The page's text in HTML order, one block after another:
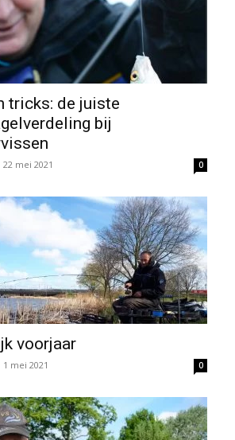
tricks: de juiste
bij
22 mei 2021 0
voorjaar
1 mei 2021 0